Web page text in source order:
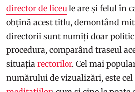
director de liceu le are și felul în
obțină acest titlu, demontând
directorii sunt numiți doar politic,
procedura, comparând traseul
situațiarectorilor. Cel mai
numărului de vizualizări, este